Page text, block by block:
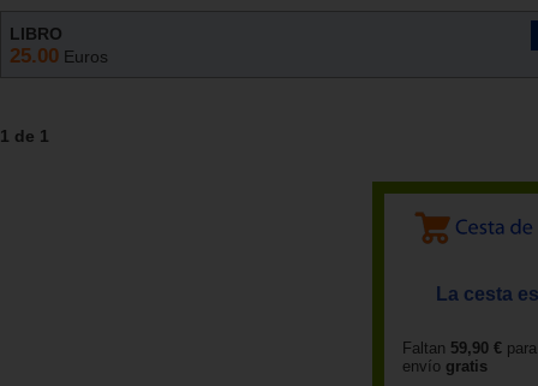
LIBRO
25.00 Euros
1 de 1
La cesta
Faltan 59,90 €
envío gratis